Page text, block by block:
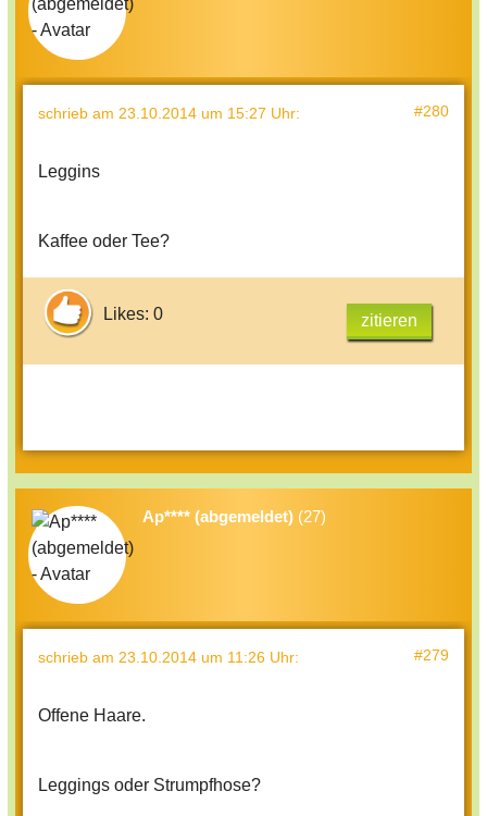
schrieb am 23.10.2014 um 15:27 Uhr: #280
Leggins
Kaffee oder Tee?
Likes: 0 zitieren
Ap**** (abgemeldet) (27)
schrieb am 23.10.2014 um 11:26 Uhr: #279
Offene Haare.
Leggings oder Strumpfhose?